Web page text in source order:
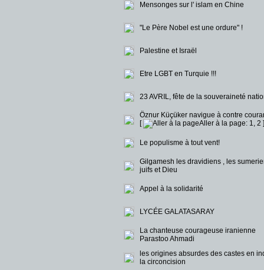
Mensonges sur l' islam en Chine
"Le Père Nobel est une ordure" !
Palestine et Israël
Etre LGBT en Turquie !!!
23 AVRIL, fête de la souveraineté
Öznur Küçüker navigue à contre
[
Aller à la page: 1, 2 ]
Le populisme à tout vent!
Gilgamesh les dravidiens , les
juifs et Dieu
Appel à la solidarité
LYCÉE GALATASARAY
La chanteuse courageuse iranienne
Parastoo Ahmadi
les origines absurdes des castes en
la circoncision